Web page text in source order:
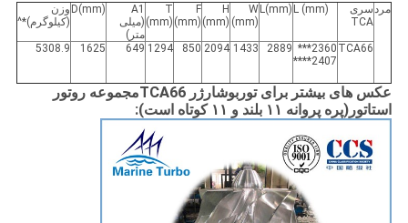
مردسری
TCA
L (mm)
L(mm)
W
(mm)
H
(mm)
F
(mm)
T
(mm)
A1
(میلی
متر)
D(mm) وزن
(کیلوگرم)*^
TCA66
2360***
2407****
2889
1433
2094
850
1294
649
1625
5308.9
عکس های بیشتر برای توربوشارژر TCA66
مجموعه روتور
استاتور (پره پروانه ۱۱ بلند و ۱۱ کوتاه است):